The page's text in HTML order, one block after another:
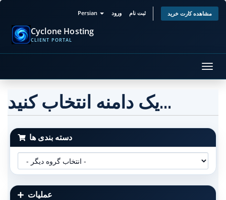
Persian ورود ثبت نام مشاهده کارت خرید
Cyclone Hosting
CLIENT PORTAL
تغییر
یک دامنه انتخاب کنید...
دسته بندی ها
عملیات